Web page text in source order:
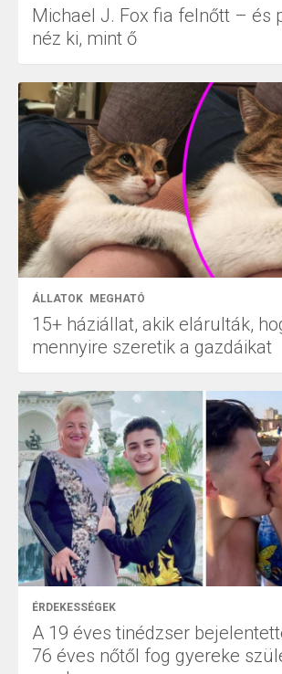
Michael J. Fox fia felnőtt – és
néz ki, mint ő
ÁLLATOK MEGHATÓ
15+ háziállat, akik elárulták,
mennyire szeretik a gazdáikat
ÉRDEKESSÉGEK
A 19 éves tinédzser
76 éves nőtől fog gyereke